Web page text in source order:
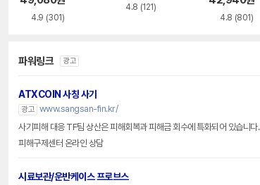
4.9 (301)
4.8 (121)
4.8 (801)
파워링크 광고
ATXCOIN 사칭 사기
광고 www.sangsan-fin.kr/
사기피해 대응 TF팀 상산은 피해회복과 피해금 회수에 특화되어 있습니다.
피해구제센터 온라인 상담
시료보관/운반케이스 프로브스